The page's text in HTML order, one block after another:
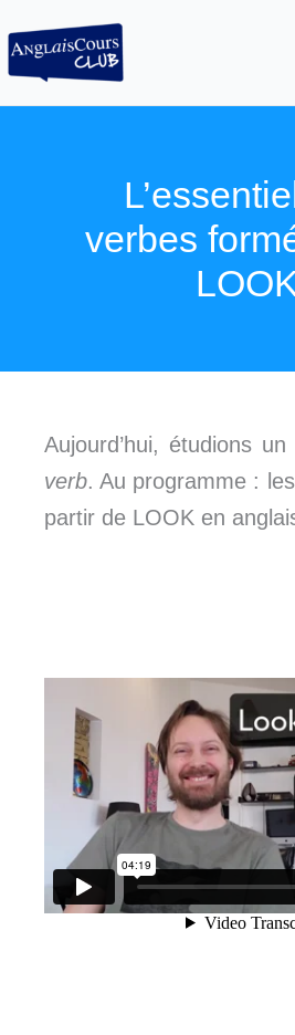
au
contenu
verbes
Aujourd’hui, étudions un
verb. Au programme :
partir de LOOK en